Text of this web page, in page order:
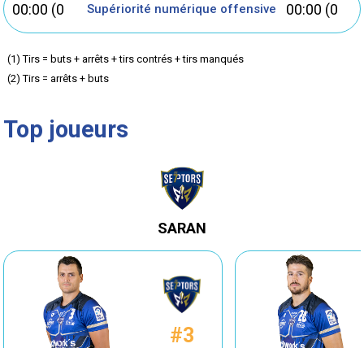
00:00 (0
but
Supériorité numérique offensive 00:00 (0
(1) Tirs = buts + arrêts + tirs contrés + tirs manqués
(2) Tirs = arrêts + buts
Top joueurs
SARAN
#3